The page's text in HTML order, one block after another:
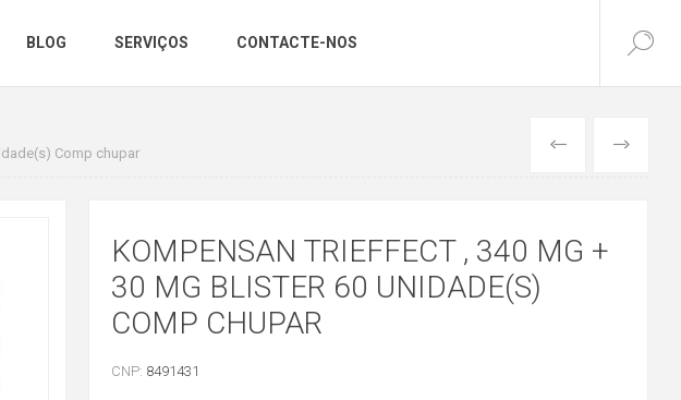
BLOG SERVIÇOS CONTACTE-NOS
Comp chupar ANTERIORSEGUINTE
KOMPENSAN TRIEFFECT , 340 MG +
30 MG BLISTER 60 UNIDADE(S)
COMP CHUPAR
CNP: 8491431